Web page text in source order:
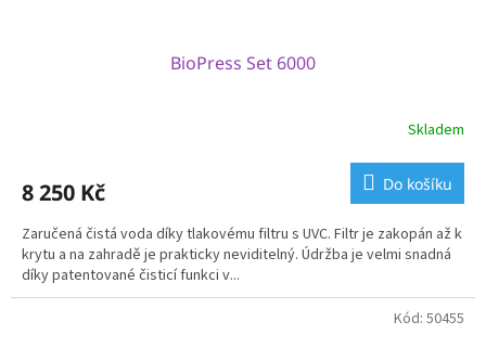
BioPress Set 6000
Skladem
8 250 Kč Do košíku
Zaručená čistá voda díky tlakovému filtru s UVC. Filtr je zakopán až k
krytu a na zahradě je prakticky neviditelný. Údržba je velmi snadná
díky patentované čisticí funkci v...
Kód: 50455